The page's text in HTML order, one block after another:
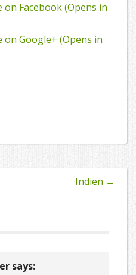
on Facebook (Opens in
on Google+ (Opens in
Indien →
says: